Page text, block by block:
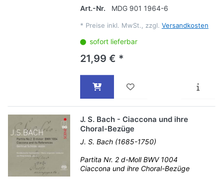
Art.-Nr.
MDG 901 1964-6
* Preise inkl. MwSt., zzgl. Versandkosten
sofort lieferbar
21,99 € *
J. S. Bach - Ciaccona und ihre
Choral-Bezüge
J. S. Bach (1685-1750)
Partita Nr. 2 d-Moll BWV 1004
Ciaccona und ihre Choral-Bezüge